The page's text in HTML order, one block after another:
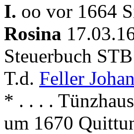
I. oo vor 1664
Rosina
Steuerbuch
T.d. Feller
* . . . .
um 1670